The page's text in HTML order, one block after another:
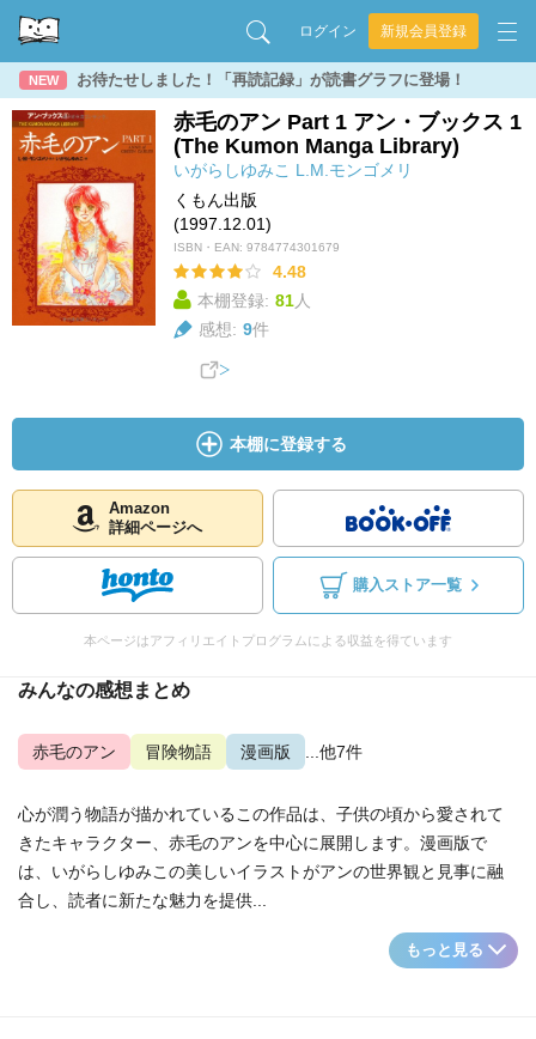
ログイン 新規会員登録
NEW お待たせしました！「再読記録」が読書グラフに登場！
赤毛のアン Part 1 アン・ブックス 1
(The Kumon Manga Library)
いがらしゆみこ L.M.モンゴメリ
くもん出版
(1997.12.01)
ISBN・EAN: 9784774301679
4.48
本棚登録: 81人
感想: 9件
本棚に登録する
Amazon
詳細ページへ
購入ストア一覧
本ページはアフィリエイトプログラムによる収益を得ています
みんなの感想まとめ
赤毛のアン 冒険物語 漫画版 ...他7件
心が潤う物語が描かれているこの作品は、子供の頃から愛されて
きたキャラクター、赤毛のアンを中心に展開します。漫画版で
は、いがらしゆみこの美しいイラストがアンの世界観と見事に融
合し、読者に新たな魅力を提供...
もっと見る